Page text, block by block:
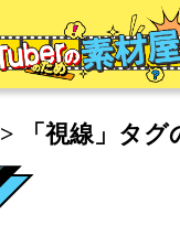
> 「視線」タグ